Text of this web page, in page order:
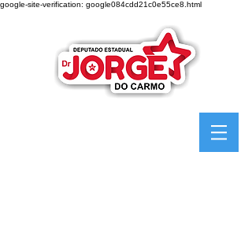
google-site-verification: google084cdd21c0e55ce8.html